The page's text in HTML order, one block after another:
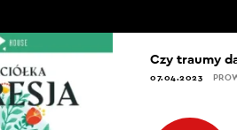
Czy traumy
07.04.2023